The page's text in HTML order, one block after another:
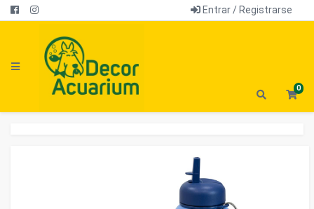
Entrar / Registrarse
0